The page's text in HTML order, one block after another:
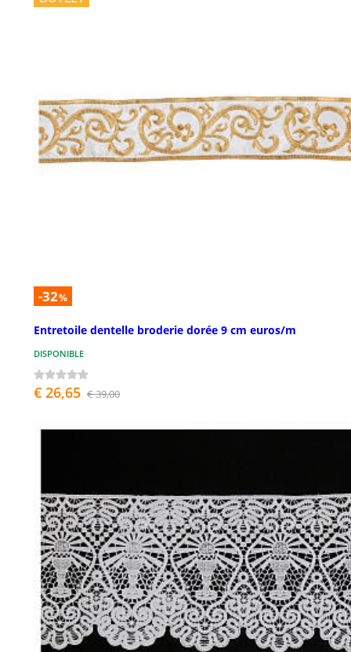
-32%
Entretoile dentelle broderie dorée 9 cm euros/m
DISPONIBLE
€ 26,65 € 39,00